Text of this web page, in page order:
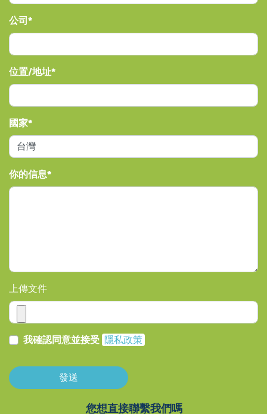
公司
位置/地址
國家
你的信息
上傳文件
我確認同意並接受 隱私政策
發送
您想直接聯繫我們嗎